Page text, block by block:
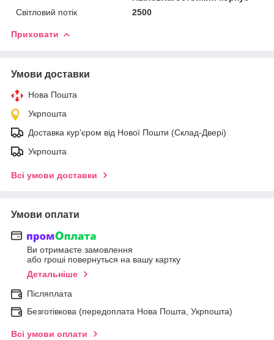
Світловий потік
2500
Приховати
Умови доставки
Нова Пошта
Укрпошта
Доставка кур'єром від Нової Пошти (Склад-Двері)
Укрпошта
Всі умови доставки
Умови оплати
Ви отримаєте замовлення
або гроші повернуться на вашу картку
Детальніше
Післяплата
Безготівкова (передоплата Нова Пошта, Укрпошта)
Всі умови оплати